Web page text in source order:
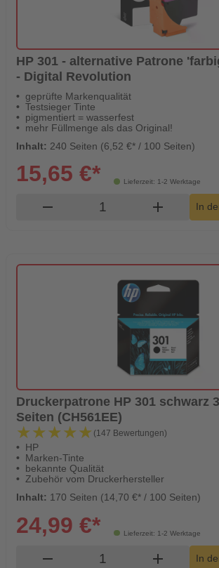
HP 301 - alternative Patrone
- Digital Revolution
geprüfte Markenqualität
Testsieger Tinte
pigmentiert = wasserfest
mehr Füllmenge als das Original!
Inhalt: 240 Seiten (6,52 €* / 100 Seiten)
Lieferzeit: 1-2 Werktage
15,65 €*
remove Produkt Warenkorb
add In
Druckerpatrone HP 301 schwarz
Seiten (CH561EE)
★★★★★
★★★★★ (147 Bewertungen)
HP
Marken-Tinte
bekannte Qualität
Zubehör vom Druckerhersteller
Inhalt: 170 Seiten (14,70 €* / 100 Seiten)
Lieferzeit: 1-2 Werktage
24,99 €*
remove Produkt Warenkorb
add In